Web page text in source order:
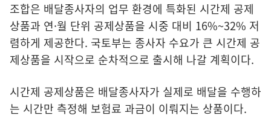
조합은 배달종사자의 업무 환경에 특화된 시간제 공제
상품과 연·월 단위 공제상품을 시중 대비 16%~32% 저
렴하게 제공한다. 국토부는 종사자 수요가 큰 시간제 공
제상품을 시작으로 순차적으로 출시해 나갈 계획이다.
시간제 공제상품은 배달종사자가 실제로 배달을 수행하
는 시간만 측정해 보험료 과금이 이뤄지는 상품이다.